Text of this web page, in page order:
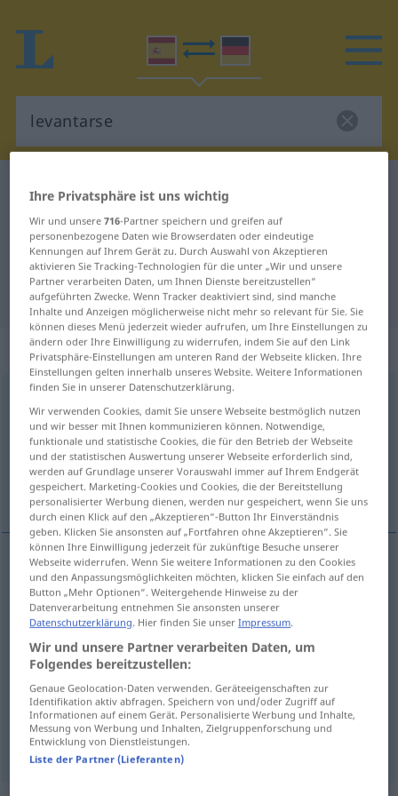
Spanisch-Deutsch Wörterbuch
Spanisch-Deutsch Übersetzung für
"levantarse"
"levantarse" Deutsch Übersetzung
„levantarse“: verbo reflexivo
levantarse [leβanˈtarse]v/r
Übersicht aller Übersetzungen
(Für mehr Details die Übersetzung anklicken/antippen)
aufstehen, sich erheben aufgehen
aufstehen levantarse persona
sicherheben levantarsetb FIG
aufgehen levantarsesol, telón
Ihre Privatsphäre ist uns wichtig
Wir und unsere716-Partner speichern und greifen auf
personenbezogene Daten wie Browserdaten oder eindeutige
Kennungen auf Ihrem Gerät zu. Durch Auswahl von Akzeptieren
aktivieren Sie Tracking-Technologien für die unter „Wir und unsere
Partner verarbeiten Daten, um Ihnen Dienste bereitzustellen“
aufgeführten Zwecke. Wenn Tracker deaktiviert sind, sind manche
Inhalte und Anzeigen möglicherweise nicht mehr so relevant für Sie. Sie
können dieses Menü jederzeit wieder aufrufen, um Ihre Einstellungen zu
ändern oder Ihre Einwilligung zu widerrufen, indem Sie auf den Link
Privatsphäre-Einstellungen am unteren Rand der Webseite klicken. Ihre
Einstellungen gelten innerhalb unseres Website. Weitere Informationen
finden Sie in unserer Datenschutzerklärung.
Wir verwenden Cookies, damit Sie unsere Webseite bestmöglich nutzen
und wir besser mit Ihnen kommunizieren können. Notwendige,
funktionale und statistische Cookies, die für den Betrieb der Webseite
und der statistischen Auswertung unserer Webseite erforderlich sind,
werden auf Grundlage unserer Vorauswahl immer auf Ihrem Endgerät
gespeichert. Marketing-Cookies und Cookies, die der Bereitstellung
personalisierter Werbung dienen, werden nur gespeichert, wenn Sie uns
durch einen Klick auf den „Akzeptieren“-Button Ihr Einverständnis
geben. Klicken Sie ansonsten auf „Fortfahren ohne Akzeptieren“. Sie
können Ihre Einwilligung jederzeit für zukünftige Besuche unserer
Webseite widerrufen. Wenn Sie weitere Informationen zu den Cookies
und den Anpassungsmöglichkeiten möchten, klicken Sie einfach auf den
Button „Mehr Optionen“. Weitergehende Hinweise zu der
Datenverarbeitung entnehmen Sie ansonsten unserer
Datenschutzerklärung. Hier finden Sie unserImpressum.
Wir und unsere Partner verarbeiten Daten, um
Folgendes bereitzustellen:
Genaue Geolocation-Daten verwenden. Geräteeigenschaften zur
Identifikation aktiv abfragen. Speichern von und/oder Zugriff auf
Informationen auf einem Gerät. Personalisierte Werbung und Inhalte,
Messung von Werbung und Inhalten, Zielgruppenforschung und
Entwicklung von Dienstleistungen.
Liste der Partner (Lieferanten)